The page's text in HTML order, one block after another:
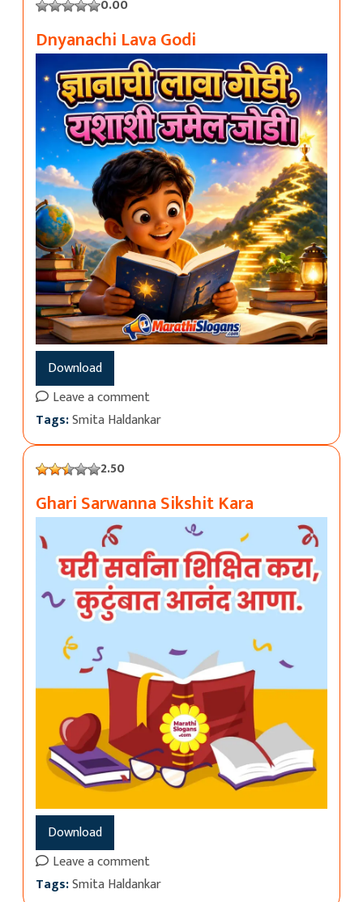
0.00
Dnyanachi Lava Godi
Download
Leave a comment
Tags:Smita Haldankar
2.50
Ghari Sarwanna Sikshit Kara
Download
Leave a comment
Tags:Smita Haldankar